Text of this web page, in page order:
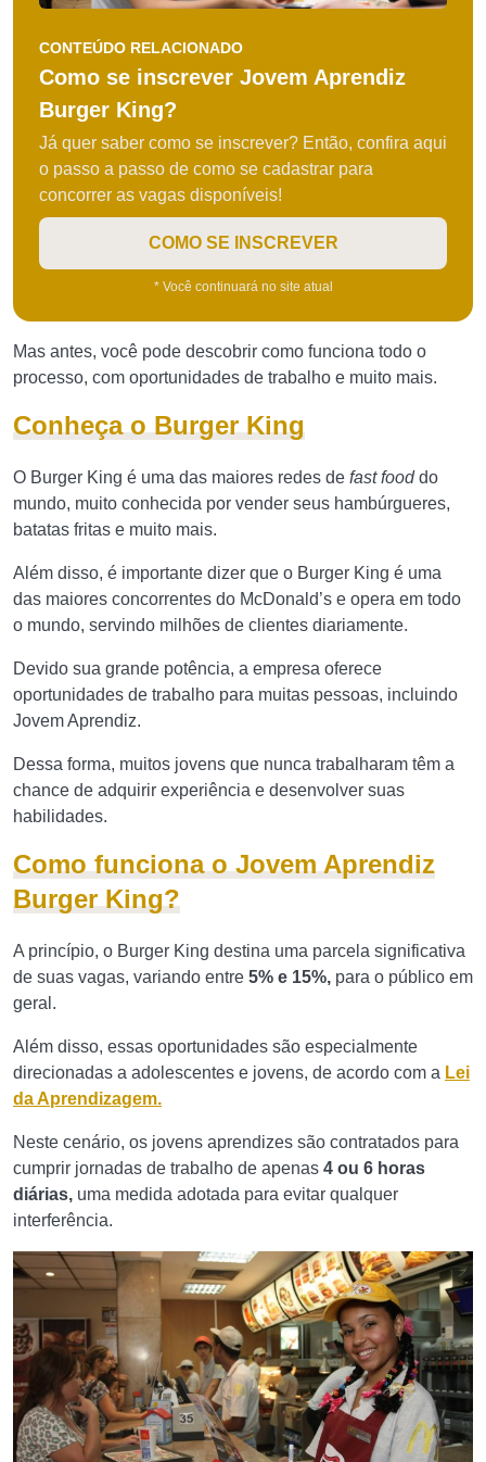
CONTEÚDO RELACIONADO
Como se inscrever Jovem Aprendiz
Burger King?
Já quer saber como se inscrever? Então, confira aqui
o passo a passo de como se cadastrar para
concorrer as vagas disponíveis!
COMO SE INSCREVER
* Você continuará no site atual
Mas antes, você pode descobrir como funciona todo o
processo, com oportunidades de trabalho e muito mais.
Conheça o Burger King
O Burger King é uma das maiores redes de fast fooddo
mundo, muito conhecida por vender seus hambúrgueres,
batatas fritas e muito mais.
Além disso, é importante dizer que o Burger King é uma
das maiores concorrentes do McDonald’s e opera em todo
o mundo, servindo milhões de clientes diariamente.
Devido sua grande potência, a empresa oferece
oportunidades de trabalho para muitas pessoas, incluindo
Jovem Aprendiz.
Dessa forma, muitos jovens que nunca trabalharam têm a
chance de adquirir experiência e desenvolver suas
habilidades.
Como funciona o Jovem Aprendiz
Burger King?
A princípio, o Burger King destina uma parcela significativa
de suas vagas, variando entre 5% e 15%, para o público em
geral.
Além disso, essas oportunidades são especialmente
direcionadas a adolescentes e jovens, de acordo com a Lei
da Aprendizagem.
Neste cenário, os jovens aprendizes são contratados para
cumprir jornadas de trabalho de apenas 4 ou 6 horas
diárias, uma medida adotada para evitar qualquer
interferência.